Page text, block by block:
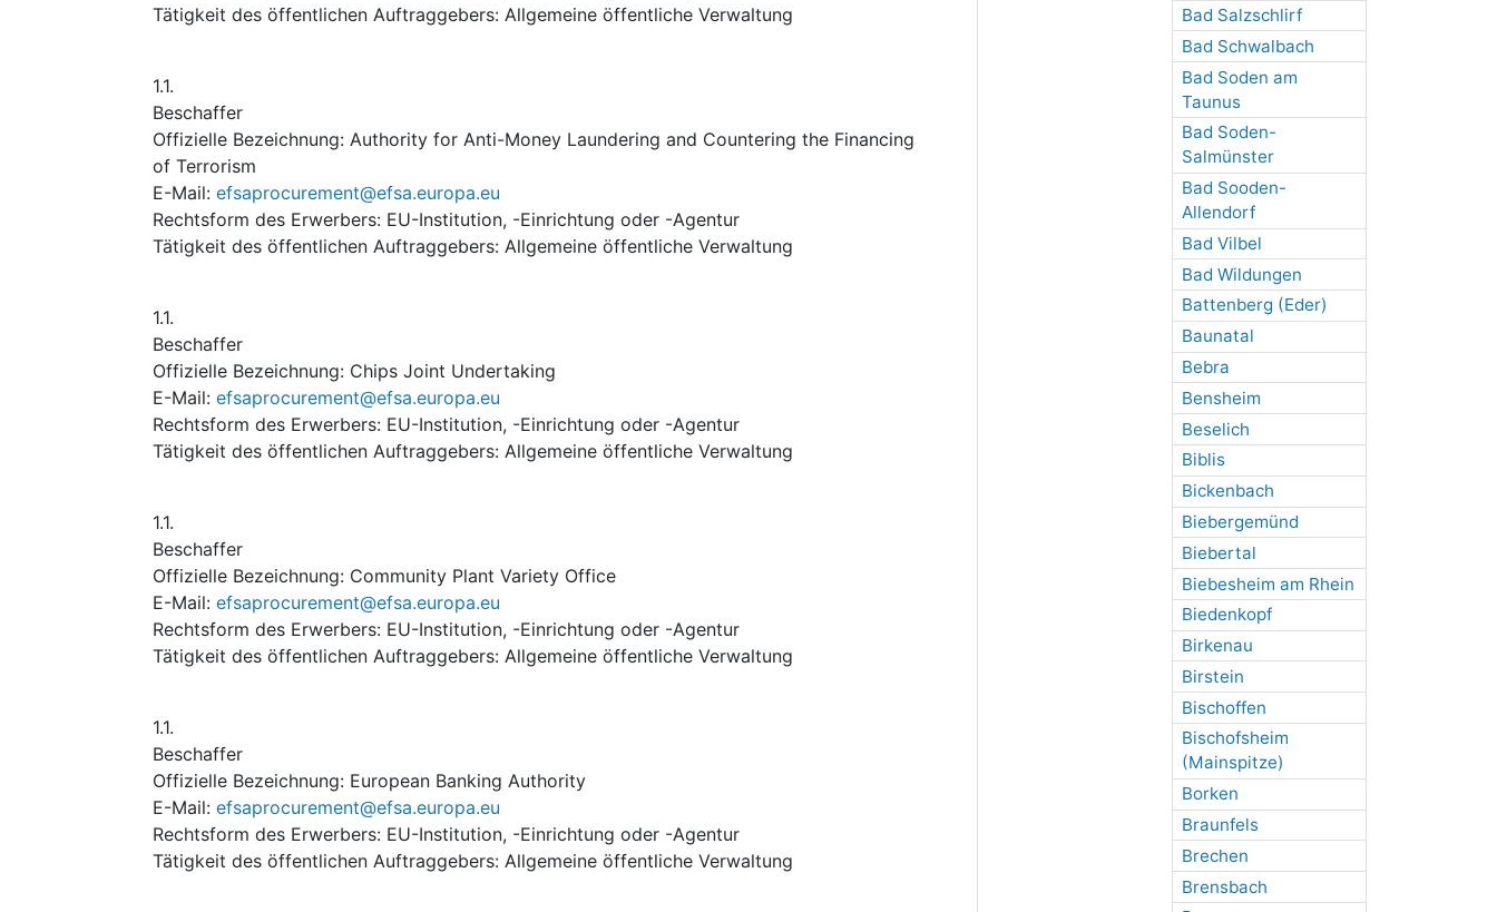
Bad Salzschlirf
Bad Schwalbach
Bad Soden am
Taunus
Bad Soden-
Salmünster
Bad Sooden-
Allendorf
Bad Vilbel
Bad Wildungen
Battenberg (Eder)
Baunatal
Bebra
Bensheim
Beselich
Biblis
Bickenbach
Biebergemünd
Biebertal
Biebesheim am Rhein
Biedenkopf
Birkenau
Birstein
Bischoffen
Bischofsheim
(Mainspitze)
Borken
Braunfels
Brechen
Brensbach
Tätigkeit des öffentlichen Auftraggebers: Allgemeine öffentliche Verwaltung
1.1.
Beschaffer
Offizielle Bezeichnung: Authority for Anti-Money Laundering and Countering the Financing
of Terrorism
E-Mail: efsaprocurement@efsa.europa.eu
Rechtsform des Erwerbers: EU-Institution, -Einrichtung oder -Agentur
Tätigkeit des öffentlichen Auftraggebers: Allgemeine öffentliche Verwaltung
1.1.
Beschaffer
Offizielle Bezeichnung: Chips Joint Undertaking
E-Mail: efsaprocurement@efsa.europa.eu
Rechtsform des Erwerbers: EU-Institution, -Einrichtung oder -Agentur
Tätigkeit des öffentlichen Auftraggebers: Allgemeine öffentliche Verwaltung
1.1.
Beschaffer
Offizielle Bezeichnung: Community Plant Variety Office
E-Mail: efsaprocurement@efsa.europa.eu
Rechtsform des Erwerbers: EU-Institution, -Einrichtung oder -Agentur
Tätigkeit des öffentlichen Auftraggebers: Allgemeine öffentliche Verwaltung
1.1.
Beschaffer
Offizielle Bezeichnung: European Banking Authority
E-Mail: efsaprocurement@efsa.europa.eu
Rechtsform des Erwerbers: EU-Institution, -Einrichtung oder -Agentur
Tätigkeit des öffentlichen Auftraggebers: Allgemeine öffentliche Verwaltung